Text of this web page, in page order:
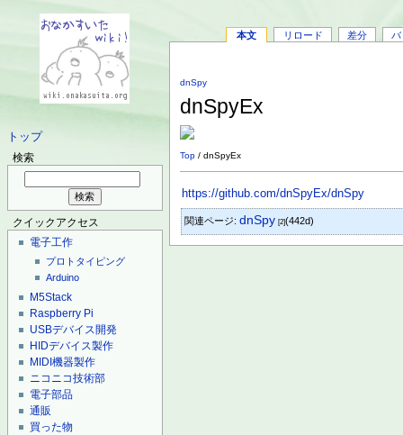
トップ
検索
クイックアクセス
電子工作
プロトタイピング
Arduino
M5Stack
Raspberry Pi
USBデバイス開発
HIDデバイス製作
MIDI機器製作
ニコニコ技術部
電子部品
通販
買った物
本文 リロード 差分 バ
dnSpy
dnSpyEx
Top / dnSpyEx
https://github.com/dnSpyEx/dnSpy
関連ページ:dnSpy [2](442d)